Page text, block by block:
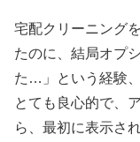
宅配クリーニング
たのに、結局オプ
た…」という経験
とても良心的で、
ら、最初に表示さ